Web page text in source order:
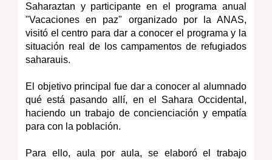
Saharaztan y participante en el programa anual
"Vacaciones en paz" organizado por la ANAS,
visitó el centro para dar a conocer el programa y la
situación real de los campamentos de refugiados
saharauis.
El objetivo principal fue dar a conocer al alumnado
qué está pasando allí, en el Sahara Occidental,
haciendo un trabajo de concienciación y empatía
para con la población.
Para ello, aula por aula, se elaboró el trabajo